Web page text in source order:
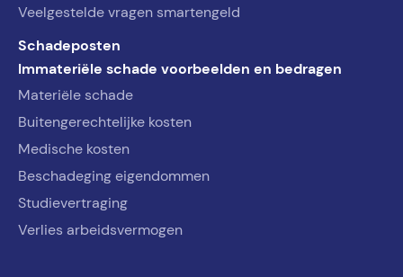
Veelgestelde vragen smartengeld
Schadeposten
Immateriële schade voorbeelden en bedragen
Materiële schade
Buitengerechtelijke kosten
Medische kosten
Beschadeging eigendommen
Studievertraging
Verlies arbeidsvermogen